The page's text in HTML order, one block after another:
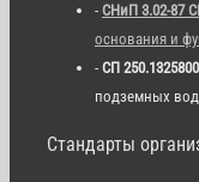
- СНиП 3.02-87
основания и
- СП
подземных вод
Стандарты